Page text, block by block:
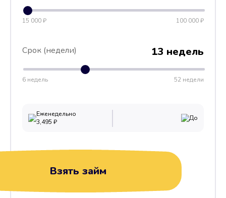
15 000 ₽ 100 000 ₽
Срок (недели) 13 недель
6 недель 52 недели
Еженедельно
3,495 ₽ До
Взять займ